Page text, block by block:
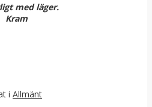
med läger.
Kram
i Allmänt